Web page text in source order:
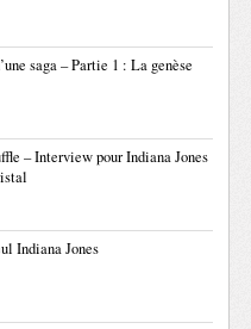
saga – Partie 1 : La genèse
– Interview pour Indiana Jones
Indiana Jones